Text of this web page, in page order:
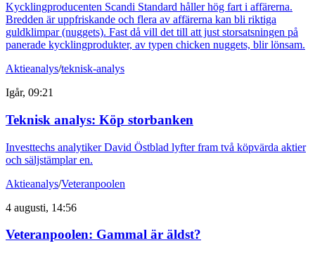
Kycklingproducenten Scandi Standard håller hög fart i affärerna.
Bredden är uppfriskande och flera av affärerna kan bli riktiga
guldklimpar (nuggets). Fast då vill det till att just storsatsningen på
panerade kycklingprodukter, av typen chicken nuggets, blir lönsam.
Aktieanalys/teknisk-analys
Igår, 09:21
Teknisk analys: Köp storbanken
Investtechs analytiker David Östblad lyfter fram två köpvärda aktier
och säljstämplar en.
Aktieanalys/Veteranpoolen
4 augusti, 14:56
Veteranpoolen: Gammal är äldst?